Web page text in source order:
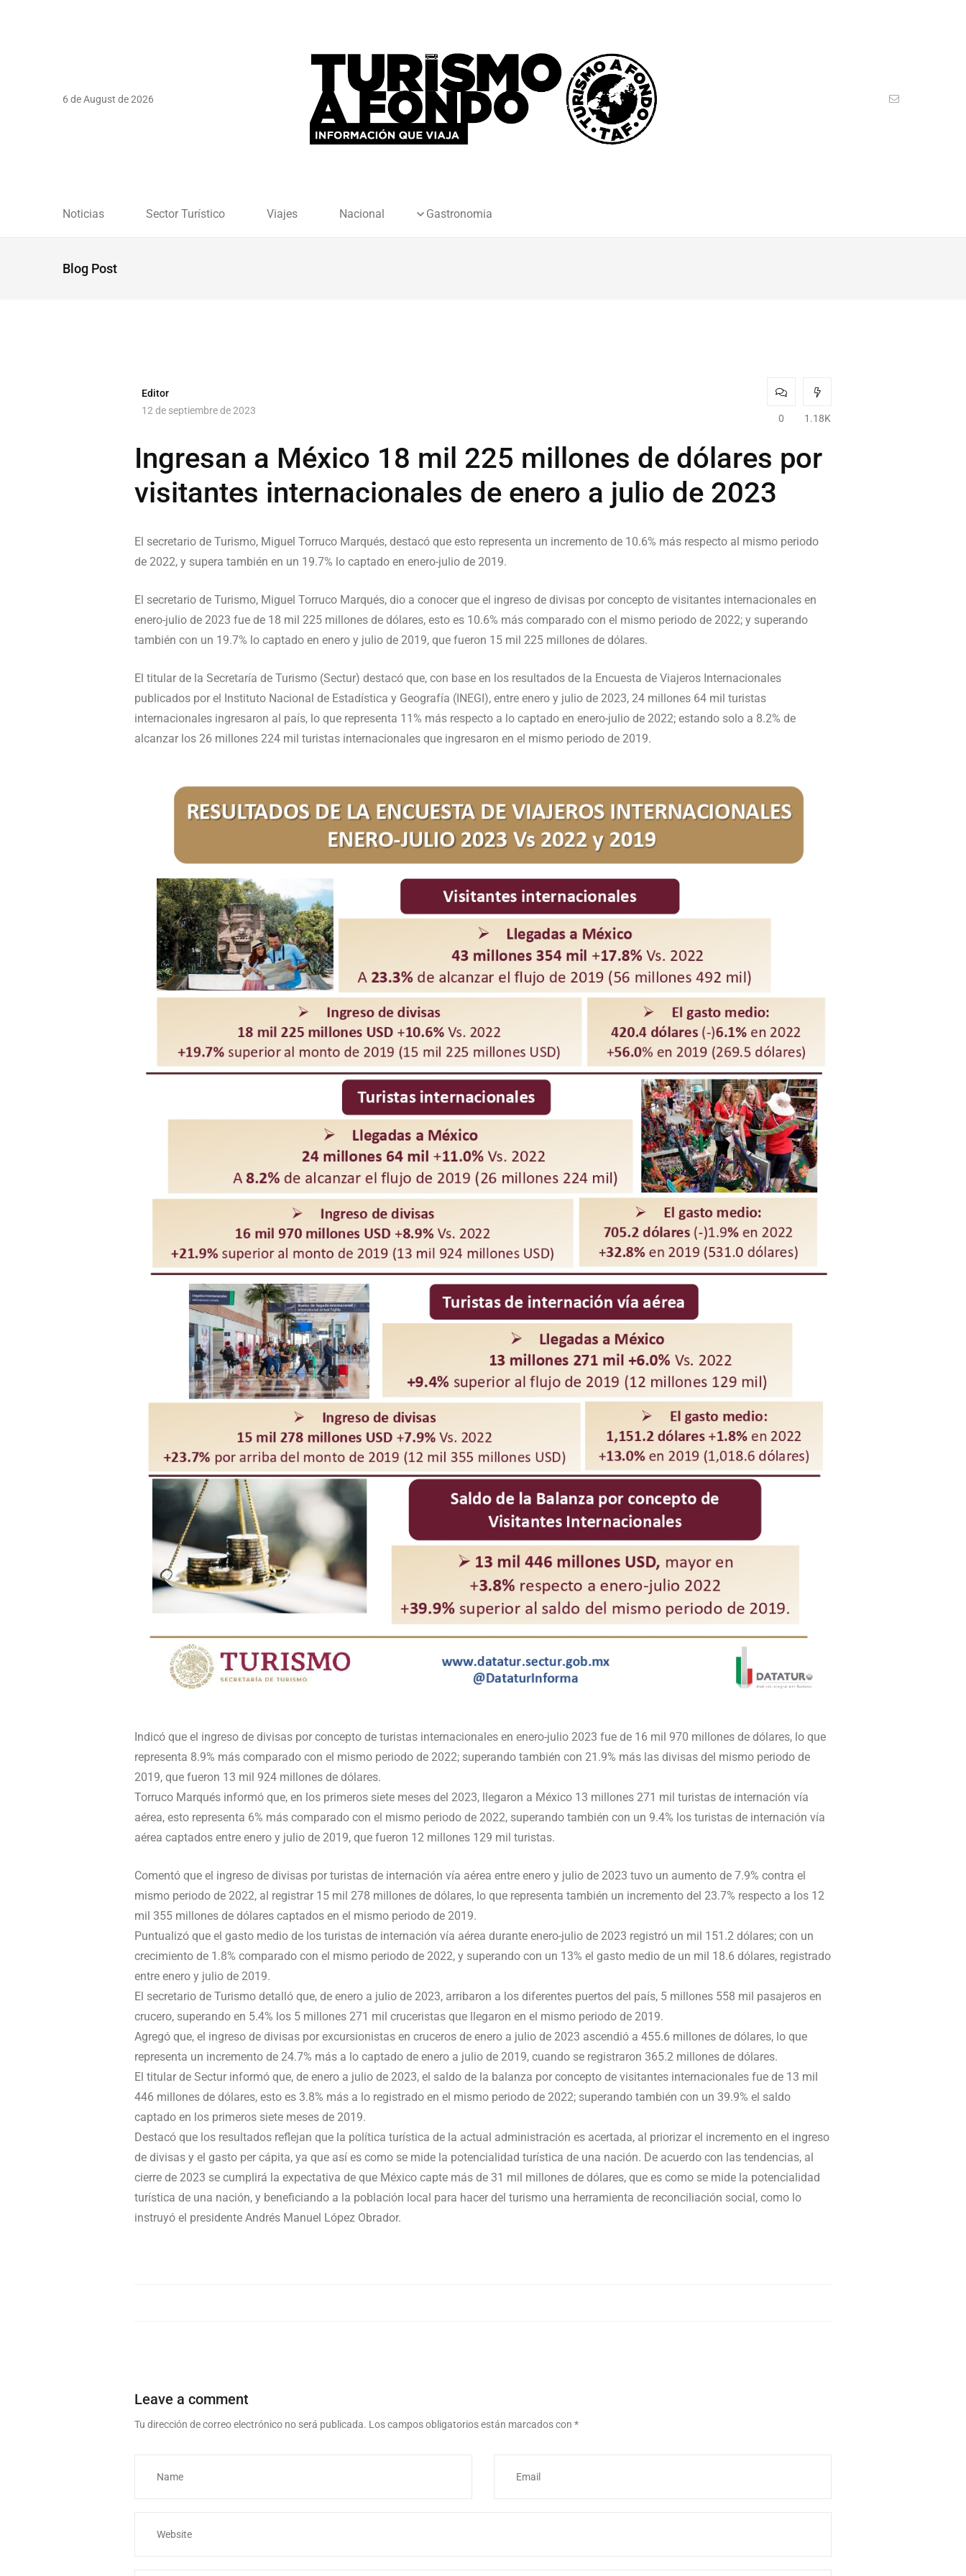
6 de August de 2026
Noticias Sector Turístico Viajes Nacional Gastronomia
Blog Post
Editor
12 de septiembre de 2023
0 1.18K
Ingresan a México 18 mil 225 millones de dólares por
visitantes internacionales de enero a julio de 2023
El secretario de Turismo, Miguel Torruco Marqués, destacó que esto representa un incremento de 10.6% más respecto al mismo periodo
de 2022, y supera también en un 19.7% lo captado en enero-julio de 2019.
El secretario de Turismo, Miguel Torruco Marqués, dio a conocer que el ingreso de divisas por concepto de visitantes internacionales en
enero-julio de 2023 fue de 18 mil 225 millones de dólares, esto es 10.6% más comparado con el mismo periodo de 2022; y superando
también con un 19.7% lo captado en enero y julio de 2019, que fueron 15 mil 225 millones de dólares.
El titular de la Secretaría de Turismo (Sectur) destacó que, con base en los resultados de la Encuesta de Viajeros Internacionales
publicados por el Instituto Nacional de Estadística y Geografía (INEGI), entre enero y julio de 2023, 24 millones 64 mil turistas
internacionales ingresaron al país, lo que representa 11% más respecto a lo captado en enero-julio de 2022; estando solo a 8.2% de
alcanzar los 26 millones 224 mil turistas internacionales que ingresaron en el mismo periodo de 2019.
Indicó que el ingreso de divisas por concepto de turistas internacionales en enero-julio 2023 fue de 16 mil 970 millones de dólares, lo que
representa 8.9% más comparado con el mismo periodo de 2022; superando también con 21.9% más las divisas del mismo periodo de
2019, que fueron 13 mil 924 millones de dólares.
Torruco Marqués informó que, en los primeros siete meses del 2023, llegaron a México 13 millones 271 mil turistas de internación vía
aérea, esto representa 6% más comparado con el mismo periodo de 2022, superando también con un 9.4% los turistas de internación vía
aérea captados entre enero y julio de 2019, que fueron 12 millones 129 mil turistas.
Comentó que el ingreso de divisas por turistas de internación vía aérea entre enero y julio de 2023 tuvo un aumento de 7.9% contra el
mismo periodo de 2022, al registrar 15 mil 278 millones de dólares, lo que representa también un incremento del 23.7% respecto a los 12
mil 355 millones de dólares captados en el mismo periodo de 2019.
Puntualizó que el gasto medio de los turistas de internación vía aérea durante enero-julio de 2023 registró un mil 151.2 dólares; con un
crecimiento de 1.8% comparado con el mismo periodo de 2022, y superando con un 13% el gasto medio de un mil 18.6 dólares, registrado
entre enero y julio de 2019.
El secretario de Turismo detalló que, de enero a julio de 2023, arribaron a los diferentes puertos del país, 5 millones 558 mil pasajeros en
crucero, superando en 5.4% los 5 millones 271 mil cruceristas que llegaron en el mismo periodo de 2019.
Agregó que, el ingreso de divisas por excursionistas en cruceros de enero a julio de 2023 ascendió a 455.6 millones de dólares, lo que
representa un incremento de 24.7% más a lo captado de enero a julio de 2019, cuando se registraron 365.2 millones de dólares.
El titular de Sectur informó que, de enero a julio de 2023, el saldo de la balanza por concepto de visitantes internacionales fue de 13 mil
446 millones de dólares, esto es 3.8% más a lo registrado en el mismo periodo de 2022; superando también con un 39.9% el saldo
captado en los primeros siete meses de 2019.
Destacó que los resultados reflejan que la política turística de la actual administración es acertada, al priorizar el incremento en el ingreso
de divisas y el gasto per cápita, ya que así es como se mide la potencialidad turística de una nación. De acuerdo con las tendencias, al
cierre de 2023 se cumplirá la expectativa de que México capte más de 31 mil millones de dólares, que es como se mide la potencialidad
turística de una nación, y beneficiando a la población local para hacer del turismo una herramienta de reconciliación social, como lo
instruyó el presidente Andrés Manuel López Obrador.
Leave a comment
Tu dirección de correo electrónico no será publicada. Los campos obligatorios están marcados con *